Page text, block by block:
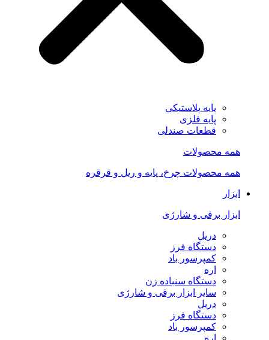
پایه پلاستیکی
پایه فلزی
قطعات صندلی
همه محصولات
همه محصولات چرخ، پایه و ریل و قرقره
ابزار
ابزار برقی و شارژی
دریل
دستگاه فرز
کمپرسور باد
اره
دستگاه سنباده زن
سایر ابزار برقی و شارژی
دریل
دستگاه فرز
کمپرسور باد
اره